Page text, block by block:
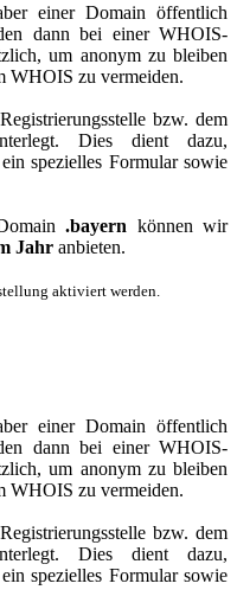
einer Domain öffentlich
dann bei einer WHOIS-
um anonym zu bleiben
WHOIS zu vermeiden.
bzw. dem
Dies dient dazu,
spezielles Formular sowie
.bayern können wir
Jahr anbieten.
aktiviert werden.
einer Domain öffentlich
dann bei einer WHOIS-
um anonym zu bleiben
WHOIS zu vermeiden.
bzw. dem
Dies dient dazu,
spezielles Formular sowie